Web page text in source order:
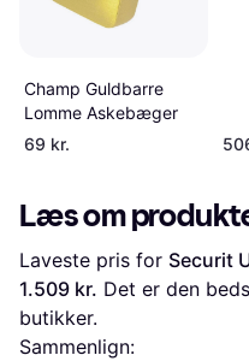
Champ Guldbarre
Lomme Askebæger
69 kr.
Læs om
Laveste pris for Securit
1.509 kr. Det er den
butikker.
Sammenlign: